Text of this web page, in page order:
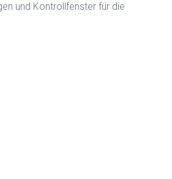
und Kontrollfenster für die